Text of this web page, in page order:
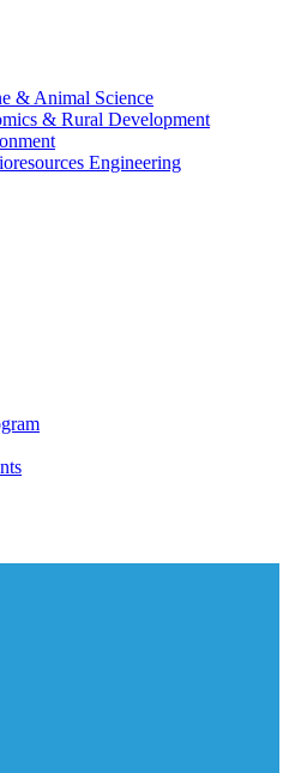
& Animal Science
& Rural Development
Engineering